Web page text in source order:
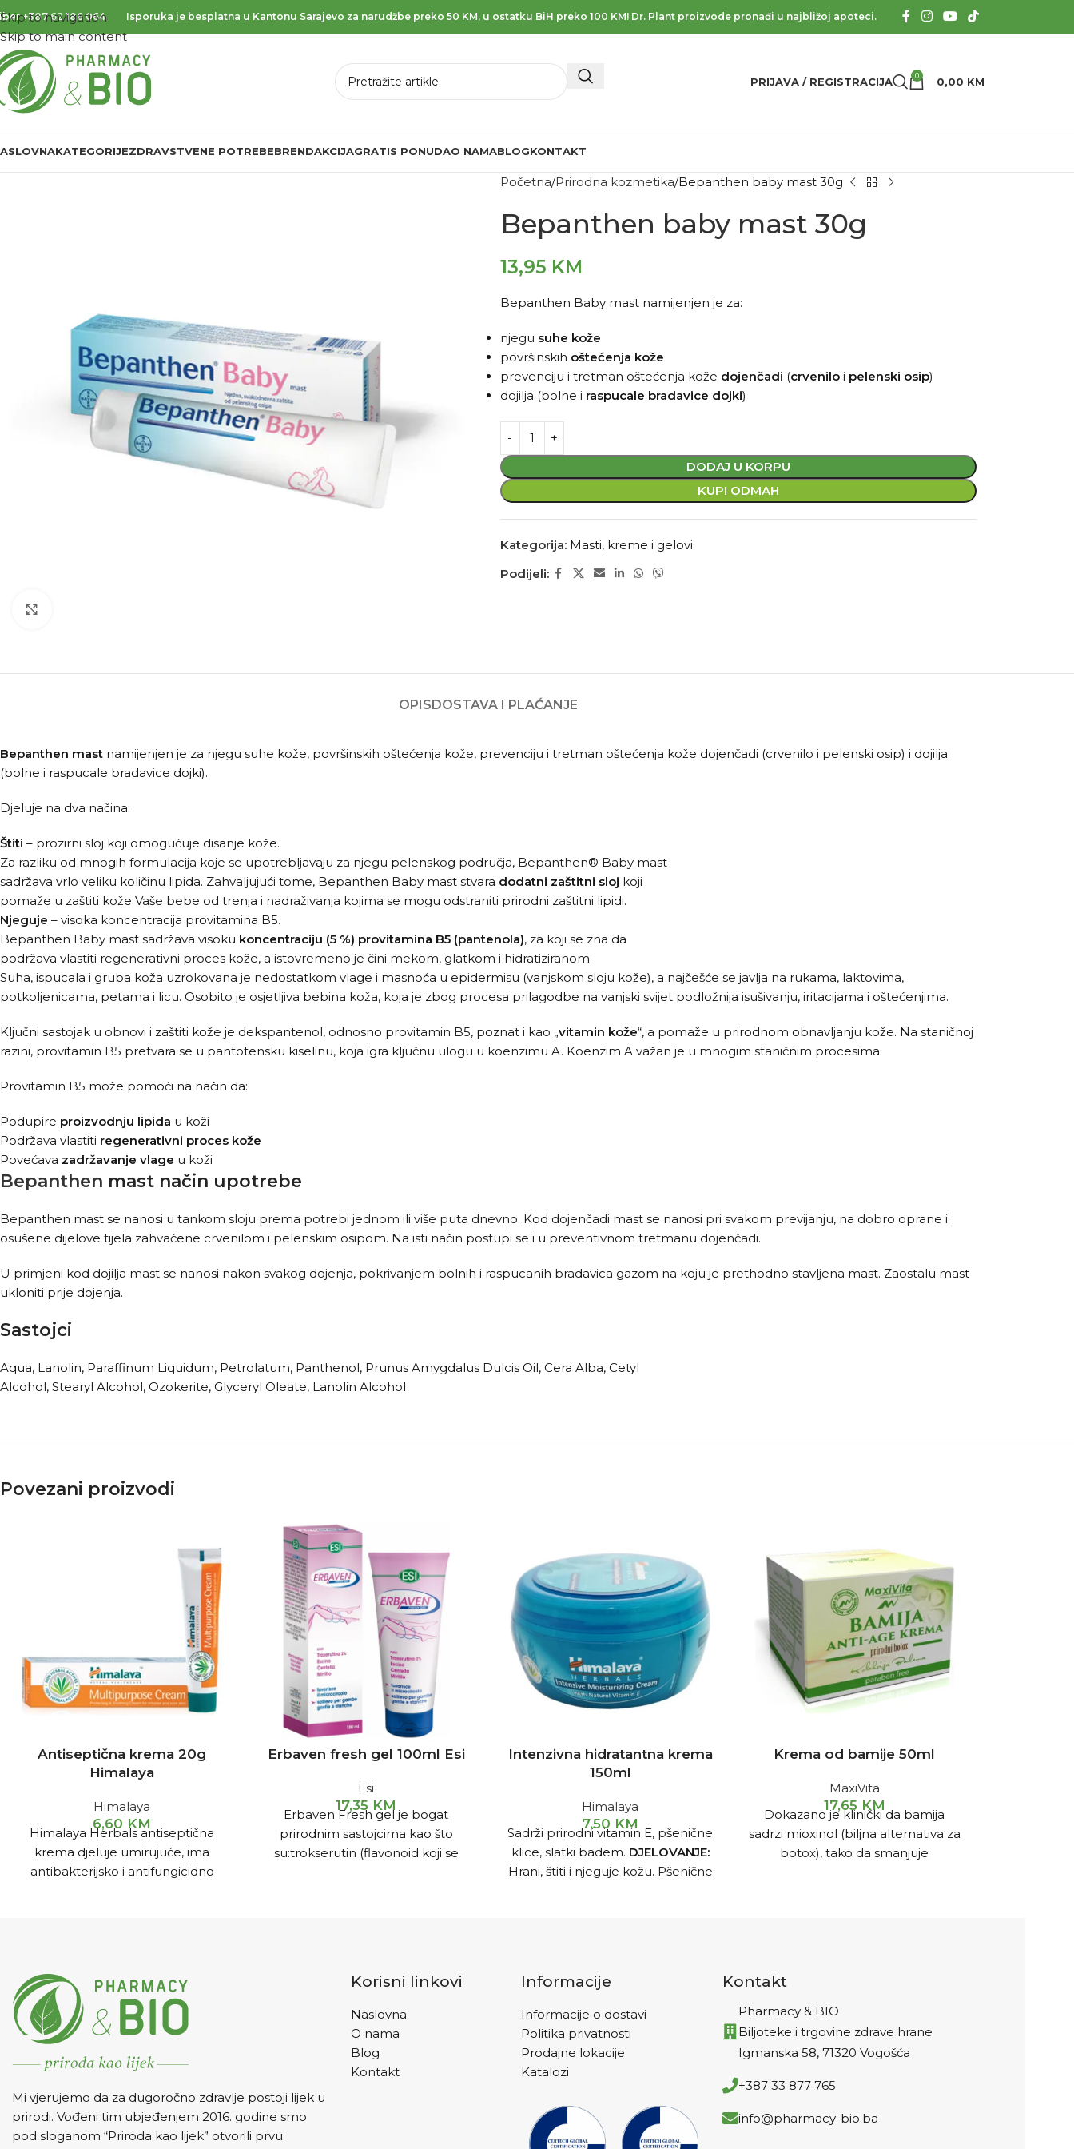
Skip to navigation
Skip to main content
+387 62 186 064 Isporuka je besplatna u Kantonu Sarajevo za narudžbe preko 50 KM, u ostatku BiH preko 100 KM! Dr. Plant proizvode pronađi u najbližoj apoteci.
PRIJAVA / REGISTRACIJA 0 0,00 KM
KATEGORIJEZDRAVSTVENE POTREBEBRENDAKCIJAGRATIS PONUDAO NAMABLOGKONTAKT
Početna Prirodna kozmetika Bepanthen baby mast 30g
Bepanthen baby mast 30g
13,95 KM
Bepanthen Baby mast namijenjen je za:
njegu suhe kože
površinskih oštećenja kože
prevenciju i tretman oštećenja kože dojenčadi (crveniloi pelenski osip)
dojilja (bolne i raspucale bradavice dojki)
DODAJ U KORPU
KUPI ODMAH
Kategorija: Masti, kreme i gelovi
Podijeli:
OPISDOSTAVA I PLAĆANJE
Bepanthen mast namijenjen je za njegu suhe kože, površinskih oštećenja kože, prevenciju i tretman oštećenja kože dojenčadi (crvenilo i pelenski osip) i dojilja
(bolne i raspucale bradavice dojki).
Djeluje na dva načina:
Štiti – prozirni sloj koji omogućuje disanje kože.
Za razliku od mnogih formulacija koje se upotrebljavaju za njegu pelenskog područja, Bepanthen® Baby mast
sadržava vrlo veliku količinu lipida. Zahvaljujući tome, Bepanthen Baby mast stvara dodatni zaštitni sloj koji
pomaže u zaštiti kože Vaše bebe od trenja i nadraživanja kojima se mogu odstraniti prirodni zaštitni lipidi.
Njeguje – visoka koncentracija provitamina B5.
Bepanthen Baby mast sadržava visoku koncentraciju (5 %) provitamina B5 (pantenola), za koji se zna da
podržava vlastiti regenerativni proces kože, a istovremeno je čini mekom, glatkom i hidratiziranom
Suha, ispucala i gruba koža uzrokovana je nedostatkom vlage i masnoća u epidermisu (vanjskom sloju kože), a najčešće se javlja na rukama, laktovima,
potkoljenicama, petama i licu. Osobito je osjetljiva bebina koža, koja je zbog procesa prilagodbe na vanjski svijet podložnija isušivanju, iritacijama i oštećenjima.
Ključni sastojak u obnovi i zaštiti kože je dekspantenol, odnosno provitamin B5, poznat i kao „vitamin kože“, a pomaže u prirodnom obnavljanju kože. Na staničnoj
razini, provitamin B5 pretvara se u pantotensku kiselinu, koja igra ključnu ulogu u koenzimu A. Koenzim A važan je u mnogim staničnim procesima.
Provitamin B5 može pomoći na način da:
Podupire proizvodnju lipida u koži
Podržava vlastiti regenerativni proces kože
Povećava zadržavanje vlage u koži
Bepanthen mast način upotrebe
Bepanthen mast se nanosi u tankom sloju prema potrebi jednom ili više puta dnevno. Kod dojenčadi mast se nanosi pri svakom previjanju, na dobro oprane i
osušene dijelove tijela zahvaćene crvenilom i pelenskim osipom. Na isti način postupi se i u preventivnom tretmanu dojenčadi.
U primjeni kod dojilja mast se nanosi nakon svakog dojenja, pokrivanjem bolnih i raspucanih bradavica gazom na koju je prethodno stavljena mast. Zaostalu mast
ukloniti prije dojenja.
Sastojci
Aqua, Lanolin, Paraffinum Liquidum, Petrolatum, Panthenol, Prunus Amygdalus Dulcis Oil, Cera Alba, Cetyl
Alcohol, Stearyl Alcohol, Ozokerite, Glyceryl Oleate, Lanolin Alcohol
Povezani proizvodi
Antiseptična krema 20g
Himalaya
Himalaya
6,60 KM
Himalaya Herbals antiseptična
krema djeluje umirujuće, ima
antibakterijsko i antifungicidno
Pakovanje: 20 g.
Erbaven fresh gel 100ml Esi
Esi
17,35 KM
Erbaven Fresh gel je bogat
prirodnim sastojcima kao što
su:trokserutin (flavonoid koji se
Intenzivna hidratantna krema
150ml
Himalaya
7,50 KM
Sadrži prirodni vitamin E, pšenične
klice, slatki badem. DJELOVANJE:
Hrani, štiti i njeguje kožu. Pšenične
ekstremno suhe dijelove kože.
Krema od bamije 50ml
MaxiVita
17,65 KM
Dokazano je klinički da bamija
sadrzi mioxinol (biljna alternativa za
botox), tako da smanjuje
koje svojim sinergističkim
djelovanjem povećavaju anti-age
efekat.
Krema se brzo upija i
prilagođena je svim tipovima kože.
Nanosi se svakodnevno na
očišćenu kožu lica i vrata.
Mi vjerujemo da za dugoročno zdravlje postoji lijek u
prirodi. Vođeni tim ubjeđenjem 2016. godine smo
pod sloganom “Priroda kao lijek” otvorili prvu
Korisni linkovi
Naslovna
O nama
Blog
Kontakt
Informacije
Informacije o dostavi
Politika privatnosti
Prodajne lokacije
Katalozi
Kontakt
Pharmacy & BIO
Biljoteke i trgovine zdrave hrane
Igmanska 58, 71320 Vogošća
+387 33 877 765
info@pharmacy-bio.ba